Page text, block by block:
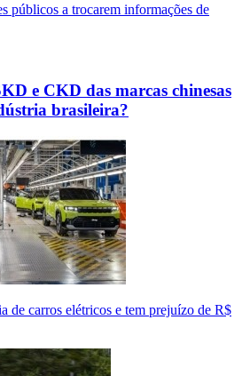
públicos a trocarem informações de
e CKD das marcas chinesas
brasileira?
de carros elétricos e tem prejuízo de R$